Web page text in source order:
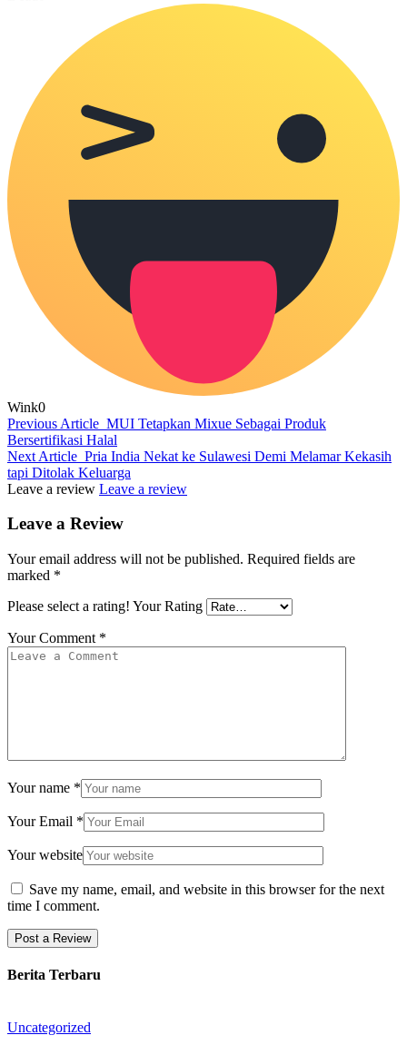
Wink0
Previous Article MUI Tetapkan Mixue Sebagai Produk
Bersertifikasi Halal
Next Article Pria India Nekat ke Sulawesi Demi Melamar Kekasih
tapi Ditolak Keluarga
Leave a review Leave a review
Leave a Review
Your email address will not be published. Required fields are
marked *
Please select a rating! Your Rating
Your Comment *
Your name *
Your Email *
Your website
Save my name, email, and website in this browser for the next
time I comment.
Berita Terbaru
Uncategorized